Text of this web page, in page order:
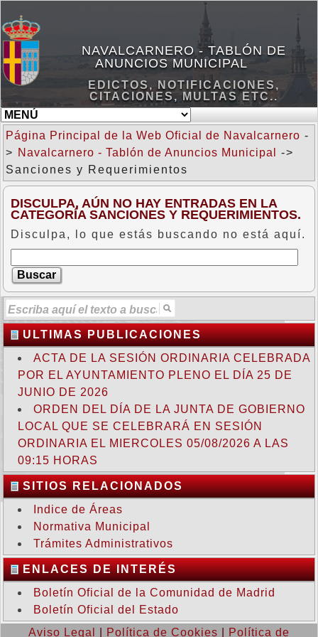
NAVALCARNERO - TABLÓN DE
ANUNCIOS MUNICIPAL
EDICTOS, NOTIFICACIONES,
CITACIONES, MULTAS ETC..
Página Principal de la Web Oficial de Navalcarnero -
> Navalcarnero - Tablón de Anuncios Municipal
->
Sanciones y Requerimientos
DISCULPA, AÚN NO HAY ENTRADAS EN LA
CATEGORÍA SANCIONES Y REQUERIMIENTOS.
Disculpa, lo que estás buscando no está aquí.
ULTIMAS PUBLICACIONES
ACTA DE LA SESIÓN ORDINARIA CELEBRADA
POR EL AYUNTAMIENTO PLENO EL DÍA 25 DE
JUNIO DE 2026
ORDEN DEL DÍA DE LA JUNTA DE GOBIERNO
LOCAL QUE SE CELEBRARÁ EN SESIÓN
ORDINARIA EL MIERCOLES 05/08/2026 A LAS
09:15 HORAS
SITIOS RELACIONADOS
Indice de Áreas
Normativa Municipal
Trámites Administrativos
ENLACES DE INTERÉS
Boletín Oficial de la Comunidad de Madrid
Boletín Oficial del Estado
Aviso Legal
Política de Cookies Política de